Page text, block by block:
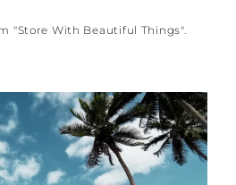
"Store With Beautiful Things".